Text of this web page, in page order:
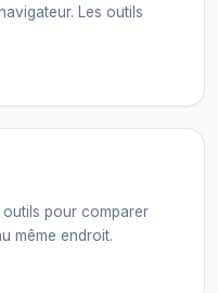
Les outils
pour comparer
même endroit.